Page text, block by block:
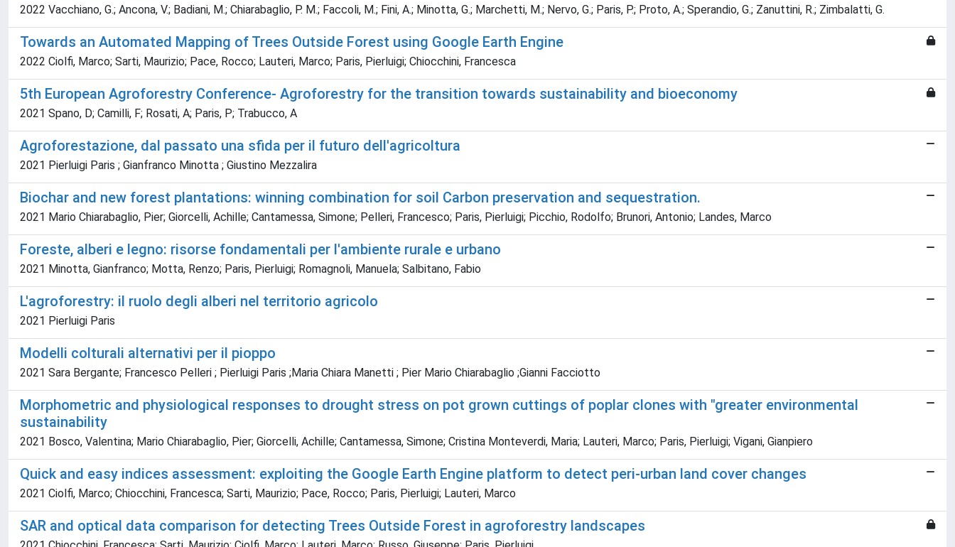
2022 Vacchiano, G.; Ancona, V.; Badiani, M.; Chiarabaglio, P. M.; Faccoli, M.; Fini, A.; Minotta, G.; Marchetti, M.; Nervo, G.; Paris, P.; Proto, A.; Sperandio, G.; Zanuttini, R.; Zimbalatti, G.
Towards an Automated Mapping of Trees Outside Forest using Google Earth Engine
2022 Ciolfi, Marco; Sarti, Maurizio; Pace, Rocco; Lauteri, Marco; Paris, Pierluigi; Chiocchini, Francesca
5th European Agroforestry Conference- Agroforestry for the transition towards sustainability and bioeconomy
2021 Spano, D; Camilli, F; Rosati, A; Paris, P; Trabucco, A
Agroforestazione, dal passato una sfida per il futuro dell'agricoltura
2021 Pierluigi Paris ; Gianfranco Minotta ; Giustino Mezzalira
Biochar and new forest plantations: winning combination for soil Carbon preservation and sequestration.
2021 Mario Chiarabaglio, Pier; Giorcelli, Achille; Cantamessa, Simone; Pelleri, Francesco; Paris, Pierluigi; Picchio, Rodolfo; Brunori, Antonio; Landes, Marco
Foreste, alberi e legno: risorse fondamentali per l'ambiente rurale e urbano
2021 Minotta, Gianfranco; Motta, Renzo; Paris, Pierluigi; Romagnoli, Manuela; Salbitano, Fabio
L'agroforestry: il ruolo degli alberi nel territorio agricolo
2021 Pierluigi Paris
Modelli colturali alternativi per il pioppo
2021 Sara Bergante; Francesco Pelleri ; Pierluigi Paris ;Maria Chiara Manetti ; Pier Mario Chiarabaglio ;Gianni Facciotto
Morphometric and physiological responses to drought stress on pot grown cuttings of poplar clones with "greater environmental
sustainability
2021 Bosco, Valentina; Mario Chiarabaglio, Pier; Giorcelli, Achille; Cantamessa, Simone; Cristina Monteverdi, Maria; Lauteri, Marco; Paris, Pierluigi; Vigani, Gianpiero
Quick and easy indices assessment: exploiting the Google Earth Engine platform to detect peri-urban land cover changes
2021 Ciolfi, Marco; Chiocchini, Francesca; Sarti, Maurizio; Pace, Rocco; Paris, Pierluigi; Lauteri, Marco
SAR and optical data comparison for detecting Trees Outside Forest in agroforestry landscapes